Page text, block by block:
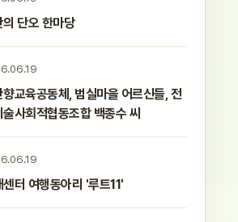
의 단오 한마당
향교육공동체, 범실마을 어르신들, 전
술사회적협동조합 백종수 씨
센터 여행동아리 '루트11'